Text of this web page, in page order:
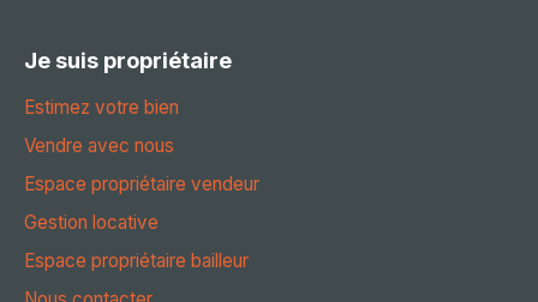
Je suis propriétaire
Estimez votre bien
Vendre avec nous
Espace propriétaire vendeur
Gestion locative
Espace propriétaire bailleur